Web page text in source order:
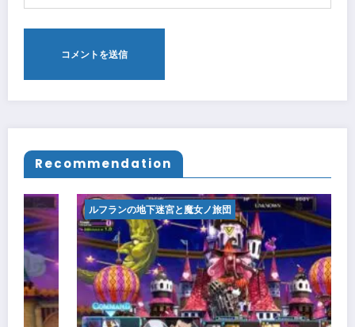
Recommendation
ルフランの地下迷宮と魔女ノ旅団